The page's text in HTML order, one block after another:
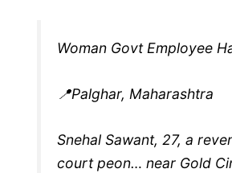
Woman Govt Employee
📍Palghar, Maharashtra
Snehal Sawant, 27, a
court peon… near Gold